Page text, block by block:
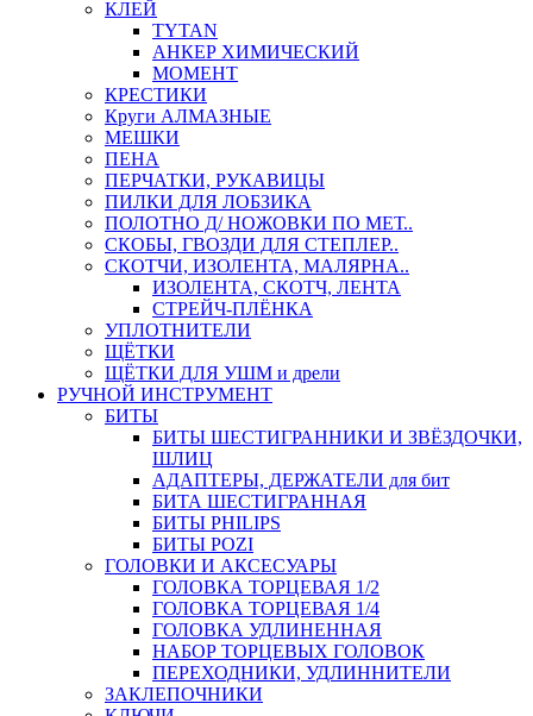
КЛЕЙ
TYTAN
АНКЕР ХИМИЧЕСКИЙ
МОМЕНТ
КРЕСТИКИ
Круги АЛМАЗНЫЕ
МЕШКИ
ПЕНА
ПЕРЧАТКИ, РУКАВИЦЫ
ПИЛКИ ДЛЯ ЛОБЗИКА
ПОЛОТНО Д/ НОЖОВКИ ПО МЕТ..
СКОБЫ, ГВОЗДИ ДЛЯ СТЕПЛЕР..
СКОТЧИ, ИЗОЛЕНТА, МАЛЯРНА..
ИЗОЛЕНТА, СКОТЧ, ЛЕНТА
СТРЕЙЧ-ПЛЁНКА
УПЛОТНИТЕЛИ
ЩЁТКИ
ЩЁТКИ ДЛЯ УШМ и дрели
РУЧНОЙ ИНСТРУМЕНТ
БИТЫ
БИТЫ ШЕСТИГРАННИКИ И ЗВЁЗДОЧКИ,
ШЛИЦ
АДАПТЕРЫ, ДЕРЖАТЕЛИ для бит
БИТА ШЕСТИГРАННАЯ
БИТЫ PHILIPS
БИТЫ POZI
ГОЛОВКИ И АКСЕСУАРЫ
ГОЛОВКА ТОРЦЕВАЯ 1/2
ГОЛОВКА ТОРЦЕВАЯ 1/4
ГОЛОВКА УДЛИНЕННАЯ
НАБОР ТОРЦЕВЫХ ГОЛОВОК
ПЕРЕХОДНИКИ, УДЛИННИТЕЛИ
ЗАКЛЕПОЧНИКИ